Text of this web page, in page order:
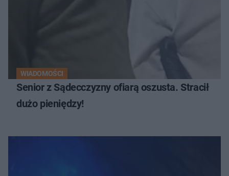
WIADOMOŚCI
Senior z Sądecczyzny ofiarą oszusta. Stracił
dużo pieniędzy!